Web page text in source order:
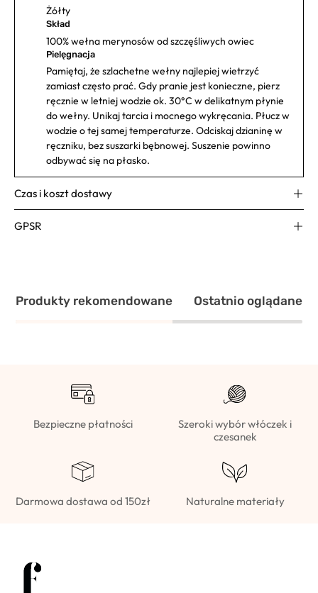
Żółty
Skład
100% wełna merynosów od szczęśliwych owiec
Pielęgnacja
Pamiętaj, że szlachetne wełny najlepiej wietrzyć
zamiast często prać. Gdy pranie jest konieczne, pierz
ręcznie w letniej wodzie ok. 30°C w delikatnym płynie
do wełny. Unikaj tarcia i mocnego wykręcania. Płucz w
wodzie o tej samej temperaturze. Odciskaj dzianinę w
ręczniku, bez suszarki bębnowej. Suszenie powinno
odbywać się na płasko.
Czas i koszt dostawy
GPSR
Produkty rekomendowane Ostatnio oglądane
Bezpieczne płatności
Szeroki wybór włóczek i
czesanek
Darmowa dostawa od 150zł Naturalne materiały